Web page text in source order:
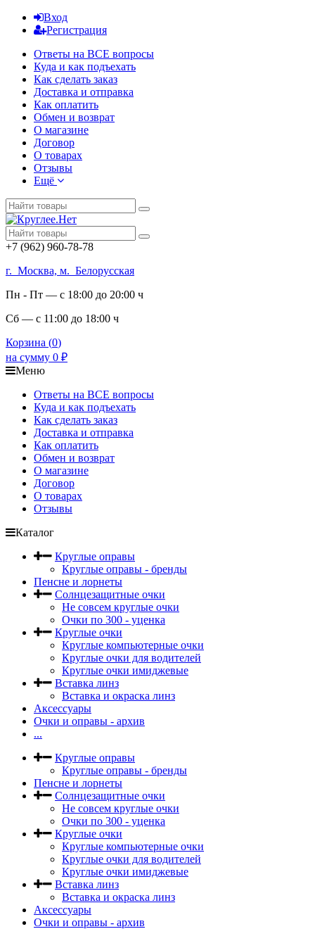
Вход
Регистрация
Ответы на ВСЕ вопросы
Куда и как подъехать
Как сделать заказ
Доставка и отправка
Как оплатить
Обмен и возврат
О магазине
Договор
О товарах
Отзывы
Ещё
+7 (962) 960-78-78
г. Москва, м. Белорусская
Пн - Пт — с 18:00 до 20:00 ч
Сб — с 11:00 до 18:00 ч
Корзина (0)
на сумму 0 ₽
Меню
Ответы на ВСЕ вопросы
Куда и как подъехать
Как сделать заказ
Доставка и отправка
Как оплатить
Обмен и возврат
О магазине
Договор
О товарах
Отзывы
Каталог
Круглые оправы
Круглые оправы - бренды
Пенсне и лорнеты
Солнцезащитные очки
Не совсем круглые очки
Очки по 300 - уценка
Круглые очки
Круглые компьютерные очки
Круглые очки для водителей
Круглые очки имиджевые
Вставка линз
Вставка и окраска линз
Аксессуары
Очки и оправы - архив
...
Круглые оправы
Круглые оправы - бренды
Пенсне и лорнеты
Солнцезащитные очки
Не совсем круглые очки
Очки по 300 - уценка
Круглые очки
Круглые компьютерные очки
Круглые очки для водителей
Круглые очки имиджевые
Вставка линз
Вставка и окраска линз
Аксессуары
Очки и оправы - архив